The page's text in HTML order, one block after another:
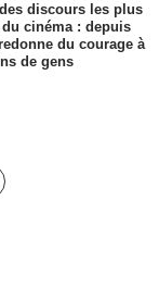
discours les plus
cinéma : depuis
du courage à
de gens